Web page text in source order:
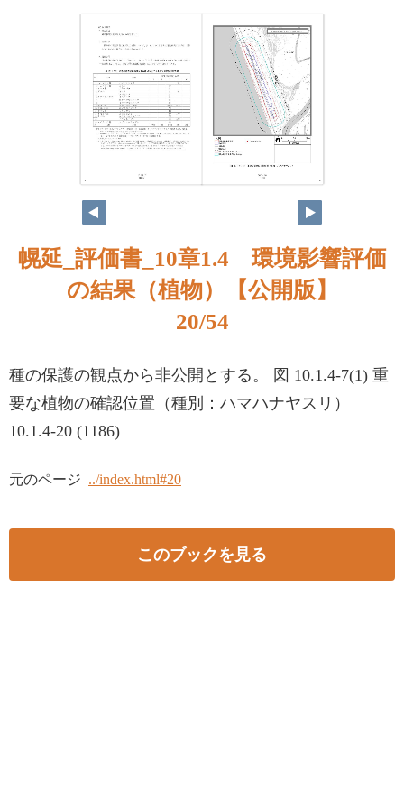
19 20
幌延_評価書_10章1.4 環境影響評価
の結果（植物）【公開版】
20/54
種の保護の観点から非公開とする。 図 10.1.4-7(1) 重
要な植物の確認位置（種別：ハマハナヤスリ）
10.1.4-20 (1186)
元のページ ../index.html#20
このブックを見る